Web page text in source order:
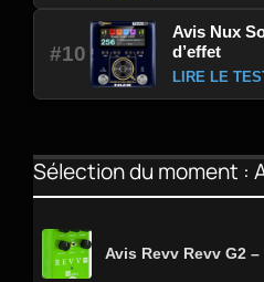
#10
Avis Nux
d’effet
LIRE LE
Sélection du moment :
Avis Revv Revv G2 –